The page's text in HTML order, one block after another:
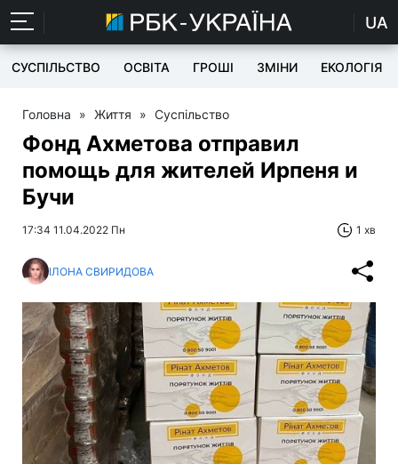
UA
СУСПІЛЬСТВО ОСВІТА ГРОШІ ЗМІНИ ЕКОЛОГІЯ
Головна » Життя » Суспільство
Фонд Ахметова отправил
помощь для жителей Ирпеня и
Бучи
17:34 11.04.2022 Пн 1 хв
ІЛОНА СВИРИДОВА